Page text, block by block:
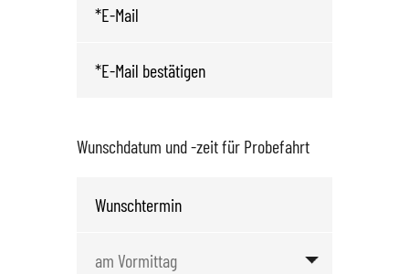
Wunschdatum und -zeit für Probefahrt